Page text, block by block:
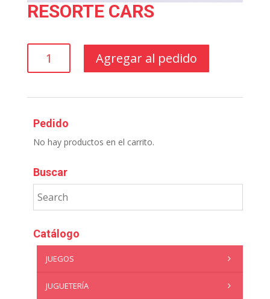
RESORTE CARS
Agregar al pedido
Pedido
No hay productos en el carrito.
Buscar
Catálogo
JUEGOS
JUGUETERÍA